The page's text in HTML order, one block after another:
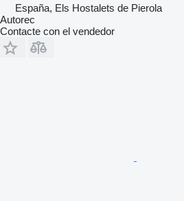
España, Els Hostalets de Pierola
Autorec
Contacte con el vendedor